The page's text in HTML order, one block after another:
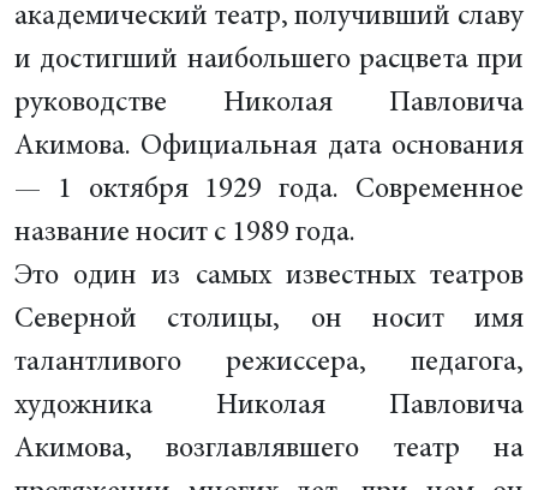
академический театр, получивший славу
и достигший наибольшего расцвета при
руководстве Николая Павловича
Акимова. Официальная дата основания
— 1 октября 1929 года. Современное
название носит с 1989 года.
Это один из самых известных театров
Северной столицы, он носит имя
талантливого режиссера, педагога,
художника Николая Павловича
Акимова, возглавлявшего театр на